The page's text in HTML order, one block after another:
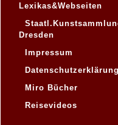
Lexikas&Webseiten
Dresden
Impressum
Datenschutzerklärung
Miro Bücher
Reisevideos